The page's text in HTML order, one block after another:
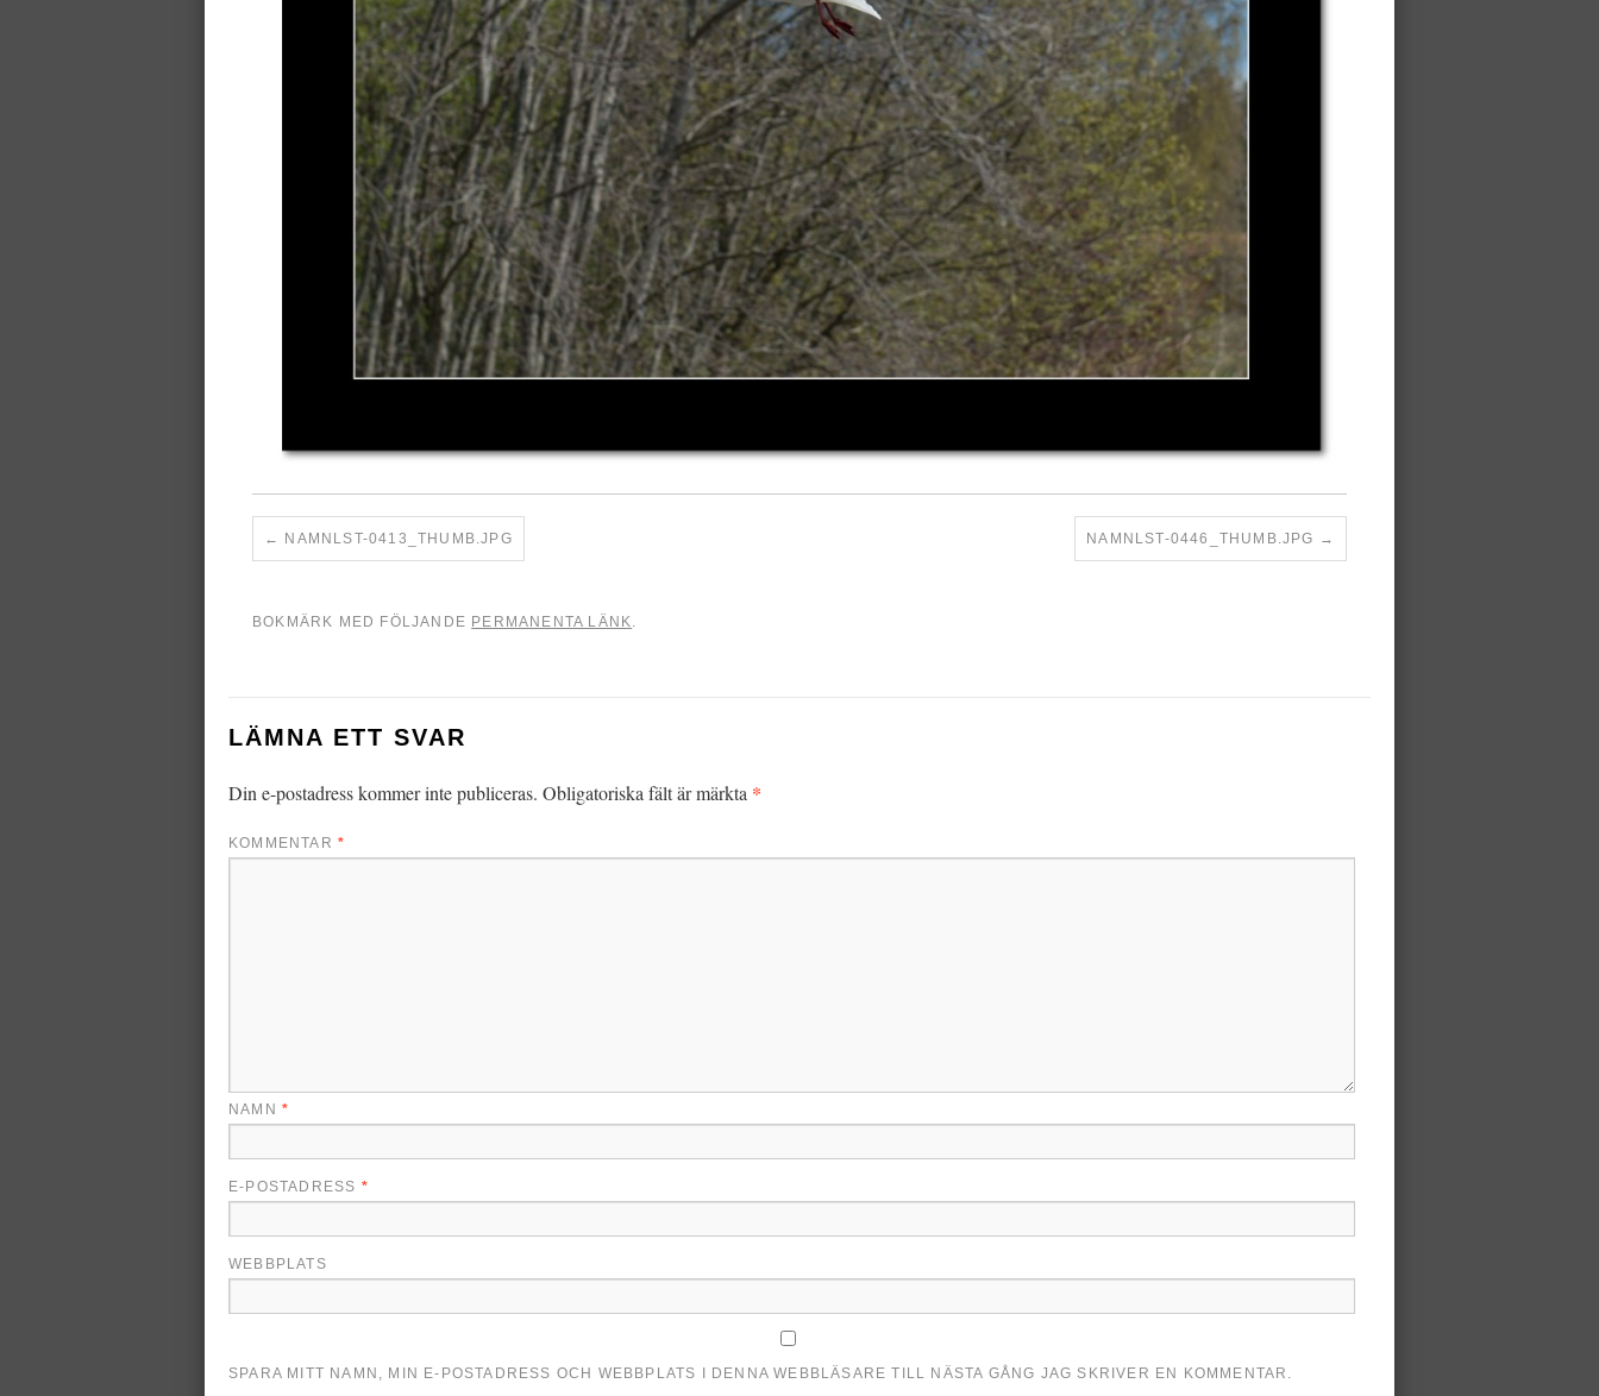
NAMNLST-0413_THUMB.JPG NAMNLST-0446_THUMB.JPG
BOKMÄRK MED FÖLJANDE PERMANENTA LÄNK.
LÄMNA ETT SVAR
Din e-postadress kommer inte publiceras. Obligatoriska fält är märkta *
KOMMENTAR *
NAMN *
E-POSTADRESS *
WEBBPLATS
SPARA MITT NAMN, MIN E-POSTADRESS OCH WEBBPLATS I DENNA WEBBLÄSARE TILL NÄSTA GÅNG JAG SKRIVER EN KOMMENTAR.